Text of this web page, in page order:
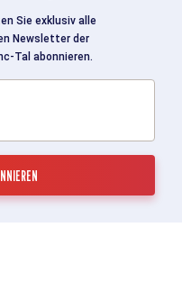
Sie exklusiv alle
Newsletter der
Tal abonnieren.